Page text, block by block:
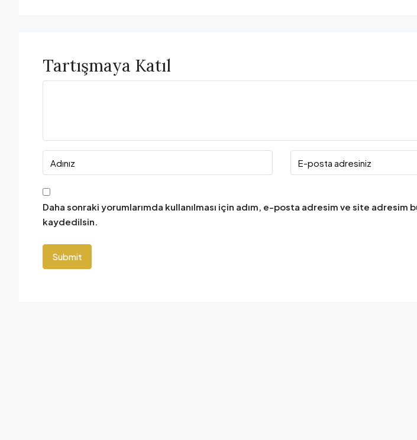
Tartışmaya Katıl
Daha sonraki yorumlarımda kullanılması için adım, e-posta adresim ve site adresim
kaydedilsin.